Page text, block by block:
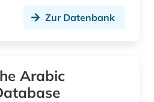
Zur Datenbank
Arabic